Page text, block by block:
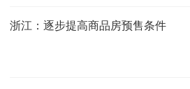
浙江：逐步提高商品房预售条件